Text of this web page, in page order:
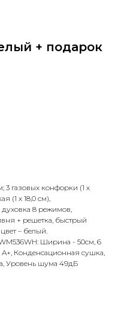
+ подарок
3 газовых конфорки (1 х
(1 х 18,0 см),
духовка 8 режимов,
+ решетка, быстрый
– белый.
Ширина - 50см, 6
A+, Конденсационная сушка,
Уровень шума 49дБ